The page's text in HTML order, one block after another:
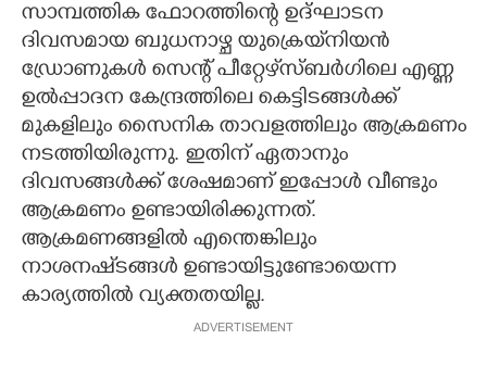
സാമ്പത്തിക ഫോറത്തിന്റെ ഉദ്ഘാടന
ദിവസമായ ബുധനാഴ്ച യുക്രെയ്‌നിയൻ
ഡ്രോണുകൾ സെന്റ് പീറ്റേഴ്‌സ്ബർഗിലെ എണ്ണ
ഉൽപ്പാദന കേന്ദ്രത്തിലെ കെട്ടിടങ്ങൾക്ക്
മുകളിലും സൈനിക താവളത്തിലും ആക്രമണം
നടത്തിയിരുന്നു. ഇതിന് ഏതാനും
ദിവസങ്ങൾക്ക് ശേഷമാണ് ഇപ്പോൾ വീണ്ടും
ആക്രമണം ഉണ്ടായിരിക്കുന്നത്.
ആക്രമണങ്ങളിൽ എന്തെങ്കിലും
നാശനഷ്‌ടങ്ങൾ ഉണ്ടായിട്ടുണ്ടോയെന്ന
കാര്യത്തിൽ വ്യക്തതയില്ല.
ADVERTISEMENT